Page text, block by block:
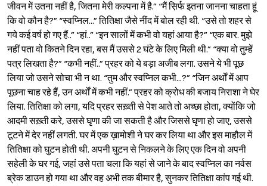
जीवन में उतना नहीं है, जितना मेरी कल्पना में है.” “मैं स़िर्फ इतना जानना चाहता हूं
कि वो कौन है?” “स्वप्निल...” तितिक्षा जैसे नींद में बोल रही थी. “उसे तो शहर से
गये कई वर्ष हो गए हैं..” “हां..” “इन सालों में कभी वो यहां आया है?” “एक बार. मुझे
नहीं पता वो कितने दिन रहा, बस मैं उससे 2 घंटे के लिए मिली थी.” “क्या वो तुम्हें
पत्र लिखता है?” “कभी नहीं..” प्रहर को ये बड़ा अजीब लगा. उसने ये भी पूछ
लिया जो उसने सोचा भी न था. “तुम और स्वप्निल कभी...?” “जिन अर्थों में आप
पूछना चाह रहे हैं, उन अर्थों में कभी नहीं.” प्रहर को क्रोध की बजाय निराशा ने घेर
लिया. तितिक्षा को लगा, यदि प्रहर सख़्ती से पेश आते तो अच्छा होता, क्योंकि जो
आदमी सख़्ती करे, उससे घृणा की जा सकती है और जिससे घृणा हो जाए, उससे
टूटने में देर नहीं लगती. घर में एक ख़ामोशी ने घर कर लिया था और इस माहौल में
तितिक्षा को घुटन होती थी. अपनी घुटन से निकलने के लिए एक दिन वो अपनी
सहेली के घर गई, जहां उसे पता चला कि यहां से जाने के बाद स्वप्निल का नर्वस
ब्रेक डाउन हो गया था और वह अभी तक बीमार है, सुनकर तितिक्षा कांप गई थी.